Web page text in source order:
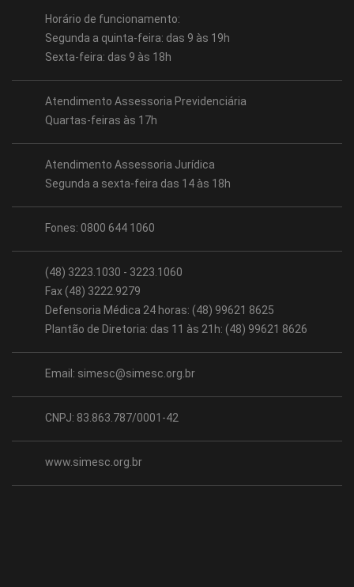
Horário de funcionamento:
Segunda a quinta-feira: das 9 às 19h
Sexta-feira: das 9 às 18h
Atendimento Assessoria Previdenciária
Quartas-feiras às 17h
Atendimento Assessoria Jurídica
Segunda a sexta-feira das 14 às 18h
Fones: 0800 644 1060
(48) 3223.1030 - 3223.1060
Fax (48) 3222.9279
Defensoria Médica 24 horas: (48) 99621 8625
Plantão de Diretoria: das 11 às 21h: (48) 99621 8626
Email: simesc@simesc.org.br
CNPJ: 83.863.787/0001-42
www.simesc.org.br